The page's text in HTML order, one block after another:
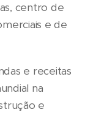
centro de
e de
e receitas
na
e